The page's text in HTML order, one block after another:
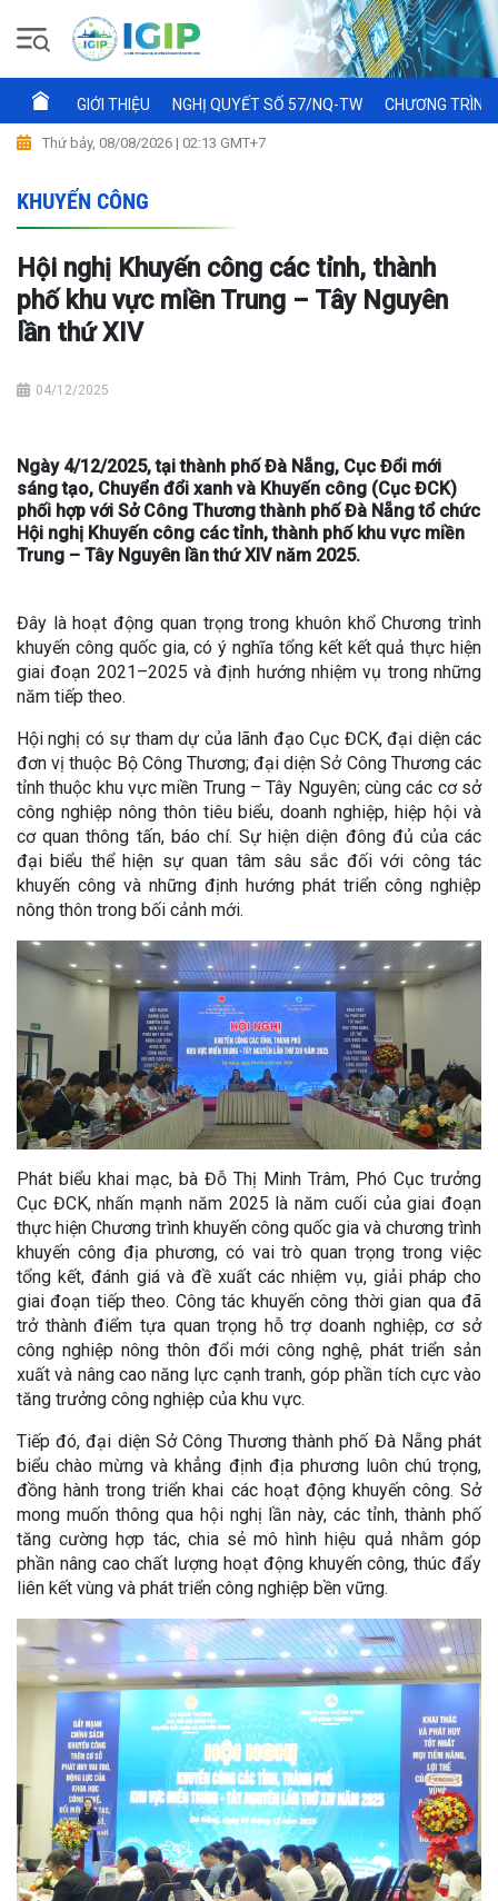
GIỚI THIỆU NGHỊ QUYẾT SỐ 57/NQ-TW CHƯƠNG
Thứ bảy, 08/08/2026 | 02:13 GMT+7
KHUYẾN CÔNG
Hội nghị Khuyến công các tỉnh, thành
phố khu vực miền Trung – Tây Nguyên
lần thứ XIV
04/12/2025
Ngày 4/12/2025, tại thành phố Đà Nẵng, Cục Đổi mới
sáng tạo, Chuyển đổi xanh và Khuyến công (Cục ĐCK)
phối hợp với Sở Công Thương thành phố Đà Nẵng tổ chức
Hội nghị Khuyến công các tỉnh, thành phố khu vực miền
Trung – Tây Nguyên lần thứ XIV năm 2025.
Đây là hoạt động quan trọng trong khuôn khổ Chương trình
khuyến công quốc gia, có ý nghĩa tổng kết kết quả thực hiện
giai đoạn 2021–2025 và định hướng nhiệm vụ trong những
năm tiếp theo.
Hội nghị có sự tham dự của lãnh đạo Cục ĐCK, đại diện các
đơn vị thuộc Bộ Công Thương; đại diện Sở Công Thương các
tỉnh thuộc khu vực miền Trung – Tây Nguyên; cùng các cơ sở
công nghiệp nông thôn tiêu biểu, doanh nghiệp, hiệp hội và
cơ quan thông tấn, báo chí. Sự hiện diện đông đủ của các
đại biểu thể hiện sự quan tâm sâu sắc đối với công tác
khuyến công và những định hướng phát triển công nghiệp
nông thôn trong bối cảnh mới.
Phát biểu khai mạc, bà Đỗ Thị Minh Trâm, Phó Cục trưởng
Cục ĐCK, nhấn mạnh năm 2025 là năm cuối của giai đoạn
thực hiện Chương trình khuyến công quốc gia và chương trình
khuyến công địa phương, có vai trò quan trọng trong việc
tổng kết, đánh giá và đề xuất các nhiệm vụ, giải pháp cho
giai đoạn tiếp theo. Công tác khuyến công thời gian qua đã
trở thành điểm tựa quan trọng hỗ trợ doanh nghiệp, cơ sở
công nghiệp nông thôn đổi mới công nghệ, phát triển sản
xuất và nâng cao năng lực cạnh tranh, góp phần tích cực vào
tăng trưởng công nghiệp của khu vực.
Tiếp đó, đại diện Sở Công Thương thành phố Đà Nẵng phát
biểu chào mừng và khẳng định địa phương luôn chú trọng,
đồng hành trong triển khai các hoạt động khuyến công. Sở
mong muốn thông qua hội nghị lần này, các tỉnh, thành phố
tăng cường hợp tác, chia sẻ mô hình hiệu quả nhằm góp
phần nâng cao chất lượng hoạt động khuyến công, thúc đẩy
liên kết vùng và phát triển công nghiệp bền vững.